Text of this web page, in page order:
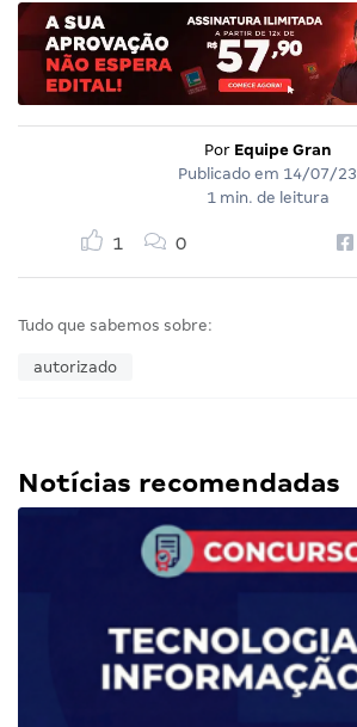
Por Equipe Gran
Publicado em 14/07/23
1 min. de leitura
1 0
Tudo que sabemos sobre:
autorizado
Notícias recomendadas